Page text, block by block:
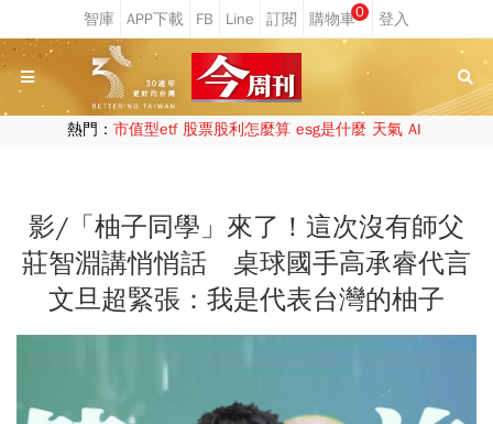
0
熱門： 市值型etf 股票股利怎麼算 esg是什麼 天氣 AI
影/「柚子同學」來了！這次沒有師父
莊智淵講悄悄話 桌球國手高承睿代言
文旦超緊張：我是代表台灣的柚子